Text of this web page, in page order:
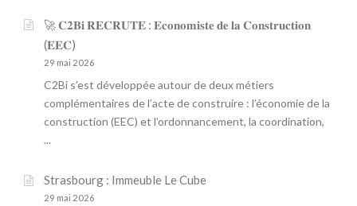
🚀 𝐂𝟐𝐁𝐢 𝐑𝐄𝐂𝐑𝐔𝐓𝐄 : 𝐄𝐜𝐨𝐧𝐨𝐦𝐢𝐬𝐭𝐞 𝐝𝐞 𝐥𝐚 𝐂𝐨𝐧𝐬𝐭𝐫𝐮𝐜𝐭𝐢𝐨𝐧
(𝐄𝐄𝐂)
29 mai 2026
C2Bi s’est développée autour de deux métiers
complémentaires de l’acte de construire : l’économie de la
construction (EEC) et l’ordonnancement, la coordination,
...
Strasbourg : Immeuble Le Cube
29 mai 2026